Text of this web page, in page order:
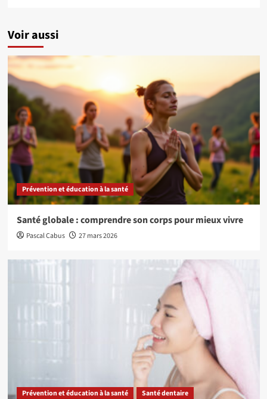
Voir aussi
Prévention et éducation à la santé
Santé globale : comprendre son corps pour mieux vivre
Pascal Cabus 27 mars 2026
Prévention et éducation à la santé Santé dentaire